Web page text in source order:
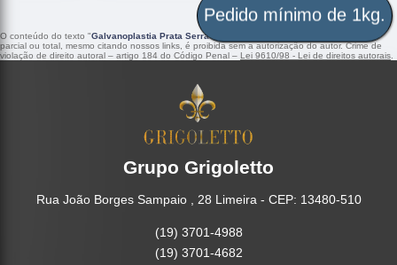
O conteúdo do texto "Galvanoplastia Prata Serra" é de direito reservado. Sua reprodução,
parcial ou total, mesmo citando nossos links, é proibida sem a autorização do autor. Crime de
violação de direito autoral – artigo 184 do Código Penal – Lei 9610/98 - Lei de direitos autorais
Grupo Grigoletto
Rua João Borges Sampaio , 28 Limeira - CEP: 13480-510
(19) 3701-4988
(19) 3701-4682
Pedido mínimo de 1kg.